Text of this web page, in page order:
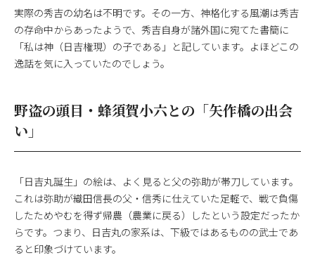
実際の秀吉の幼名は不明です。その一方、神格化する風潮は秀吉
の存命中からあったようで、秀吉自身が諸外国に宛てた書簡に
「私は神（日吉権現）の子である」と記しています。よほどこの
逸話を気に入っていたのでしょう。
野盗の頭目・蜂須賀小六との「矢作橋の出会
い」
「日吉丸誕生」の絵は、よく見ると父の弥助が帯刀しています。
これは弥助が織田信長の父・信秀に仕えていた足軽で、戦で負傷
したためやむを得ず帰農（農業に戻る）したという設定だったか
らです。つまり、日吉丸の家系は、下級ではあるものの武士であ
ると印象づけています。